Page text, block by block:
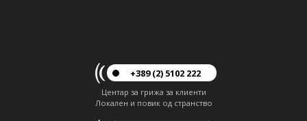
+389 (2) 5102 222
Центар за грижа за клиенти
Локален и повик од странство